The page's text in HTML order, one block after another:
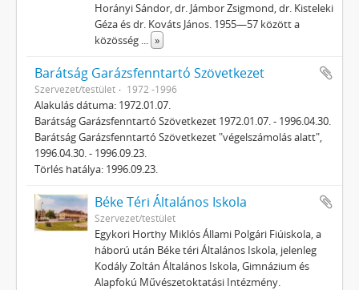
Horányi Sándor, dr. Jámbor Zsigmond, dr. Kisteleki
Géza és dr. Kováts János. 1955—57 között a
közösség ... »
Barátság Garázsfenntartó Szövetkezet
Szervezet/testület 1972 -1996
Alakulás dátuma: 1972.01.07.
Barátság Garázsfenntartó Szövetkezet 1972.01.07. - 1996.04.30.
Barátság Garázsfenntartó Szövetkezet "végelszámolás alatt",
1996.04.30. - 1996.09.23.
Törlés hatálya: 1996.09.23.
Béke Téri Általános Iskola
Szervezet/testület
Egykori Horthy Miklós Állami Polgári Fiúiskola, a
háború után Béke téri Általános Iskola, jelenleg
Kodály Zoltán Általános Iskola, Gimnázium és
Alapfokú Művészetoktatási Intézmény.